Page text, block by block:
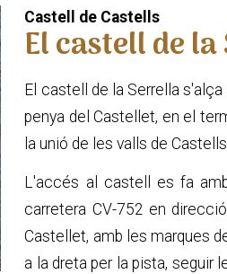
Castell de Castells
El castell de
El castell de la Serrella
penya del Castellet, en el
la unió de les valls de
L'accés al castell es fa
carretera CV-752 en direcció
Castellet, amb les marques
a la dreta per la pista, seguir